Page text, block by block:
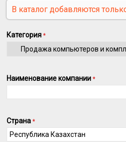
В каталог добавляются
Категория*
Наименование компании*
Страна*